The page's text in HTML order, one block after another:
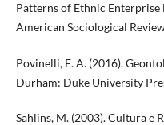
Patterns of Ethnic
American Sociological
Povinelli, E. A. (2016).
Durham: Duke University
Sahlins, M. (2003). Cultura e